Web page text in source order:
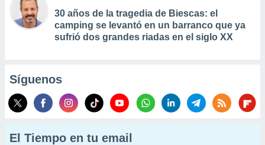
30 años de la tragedia de Biescas: el
camping se levantó en un barranco que ya
sufrió dos grandes riadas en el siglo XX
Síguenos
El Tiempo en tu email